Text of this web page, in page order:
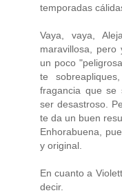
temporadas
Vaya, vaya,
maravillosa,
un poco
te
fragancia que se
ser desastroso.
te da un buen
Enhorabuena,
y original.
En cuanto a
decir.